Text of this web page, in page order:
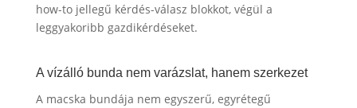
how-to jellegű kérdés-válasz blokkot, végül a
leggyakoribb gazdikérdéseket.
A vízálló bunda nem varázslat, hanem szerkezet
A macska bundája nem egyszerű, egyrétegű